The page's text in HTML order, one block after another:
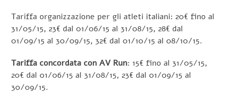
Tariffa organizzazione per gli atleti italiani: 20€ fino al
31/05/15, 23€ dal 01/06/15 al 31/08/15, 28€ dal
01/09/15 al 30/09/15, 32€ dal 01/10/15 al 08/10/15.
Tariffa concordata con AV Run: 15€ fino al 31/05/15,
20€ dal 01/06/15 al 31/08/15, 23€ dal 01/09/15 al
30/09/15.